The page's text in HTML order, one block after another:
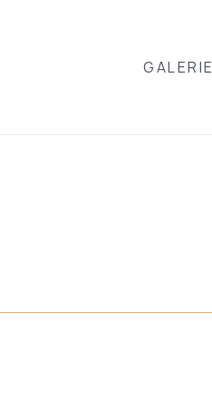
GALERIE